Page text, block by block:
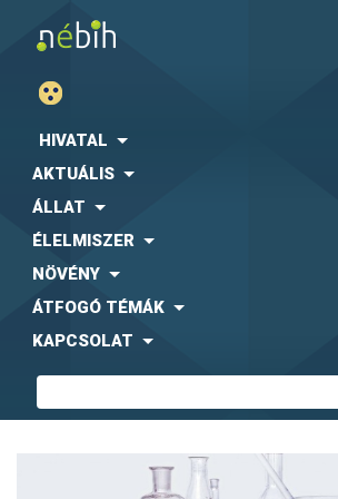
HIVATAL
AKTUÁLIS
ÁLLAT
ÉLELMISZER
NÖVÉNY
ÁTFOGÓ TÉMÁK
KAPCSOLAT